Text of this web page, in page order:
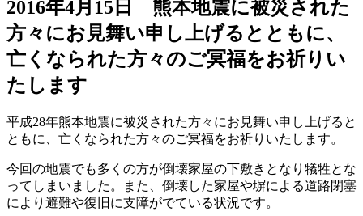
2016年4月15日 熊本地震に被災された
方々にお見舞い申し上げるとともに、
亡くなられた方々のご冥福をお祈りい
たします
平成28年熊本地震に被災された方々にお見舞い申し上げると
ともに、亡くなられた方々のご冥福をお祈りいたします。
今回の地震でも多くの方が倒壊家屋の下敷きとなり犠牲とな
ってしまいました。また、倒壊した家屋や塀による道路閉塞
により避難や復旧に支障がでている状況です。